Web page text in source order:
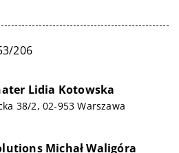
206
Lidia Kotowska
38/2, 02-953 Warszawa
Michał Waligóra